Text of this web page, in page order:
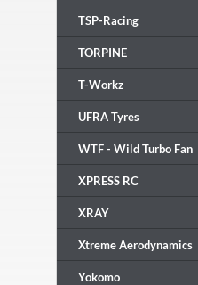
TSP-Racing
TORPINE
T-Workz
UFRA Tyres
WTF - Wild Turbo Fan
XPRESS RC
XRAY
Xtreme Aerodynamics
Yokomo